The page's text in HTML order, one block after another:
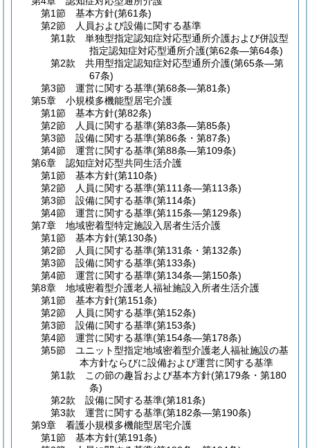
第1節
基本方針(第61条)
第2節
人員および設備に関する基準
第1款
単独型指定認知症対応型通所介護および併設型
指定認知症対応型通所介護(第62条―第64条)
第2款
共用型指定認知症対応型通所介護(第65条―第
67条)
第3節
運営に関する基準(第68条―第81条)
第5章
小規模多機能型居宅介護
第1節
基本方針(第82条)
第2節
人員に関する基準(第83条―第85条)
第3節
設備に関する基準(第86条・第87条)
第4節
運営に関する基準(第88条―第109条)
第6章
認知症対応型共同生活介護
第1節
基本方針(第110条)
第2節
人員に関する基準(第111条―第113条)
第3節
設備に関する基準(第114条)
第4節
運営に関する基準(第115条―第129条)
第7章
地域密着型特定施設入居者生活介護
第1節
基本方針(第130条)
第2節
人員に関する基準(第131条・第132条)
第3節
設備に関する基準(第133条)
第4節
運営に関する基準(第134条―第150条)
第8章
地域密着型介護老人福祉施設入所者生活介護
第1節
基本方針(第151条)
第2節
人員に関する基準(第152条)
第3節
設備に関する基準(第153条)
第4節
運営に関する基準(第154条―第178条)
第5節
ユニット型指定地域密着型介護老人福祉施設の基
本方針ならびに設備および運営に関する基準
第1款
この節の趣旨および基本方針(第179条・第180
条)
第2款
設備に関する基準(第181条)
第3款
運営に関する基準(第182条―第190条)
第9章
看護小規模多機能型居宅介護
第1節
基本方針(第191条)